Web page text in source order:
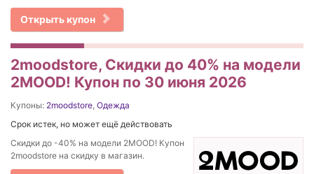
Открыть купон
2moodstore, Скидки до 40% на модели
2MOOD! Купон по 30 июня 2026
Купоны: 2moodstore, Одежда
Срок истек, но может ещё действовать
Скидки до -40% на модели 2MOOD! Купон
2moodstore на скидку в магазин.